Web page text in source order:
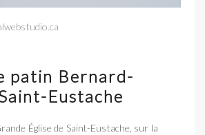
patin Bernard-
Eustache
Église de Saint-Eustache, sur la